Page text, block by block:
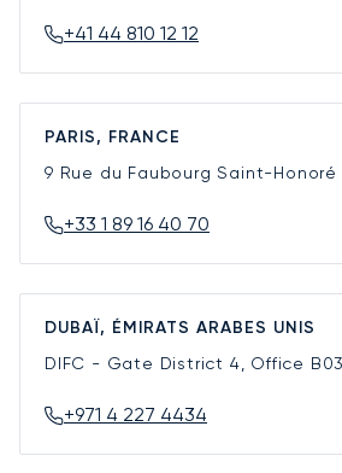
+41 44 810 12 12
PARIS, FRANCE
9 Rue du Faubourg Saint-Honoré
+33 1 89 16 40 70
DUBAÏ, ÉMIRATS ARABES UNIS
DIFC - Gate District 4, Office B03
+971 4 227 4434